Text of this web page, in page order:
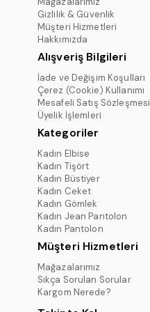
Gizlilik & Güvenlik
Müşteri Hizmetleri
Hakkımızda
Alışveriş Bilgileri
İade ve Değişim Koşulları
Çerez (Cookie) Kullanımı
Mesafeli Satış Sözleşmesi
Üyelik İşlemleri
Kategoriler
Kadın Elbise
Kadın Tişört
Kadın Büstiyer
Kadın Ceket
Kadın Gömlek
Kadın Jean Pantolon
Kadın Pantolon
Müşteri Hizmetleri
Mağazalarımız
Sıkça Sorulan Sorular
Kargom Nerede?